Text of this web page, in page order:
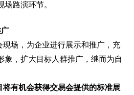
场路演环节。
现场，为企业进行展示和推广，充
象，扩大目标人群推广，继而为自
将有机会获得交易会提供的标准展